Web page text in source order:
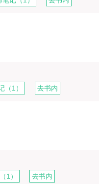
（1） 去书内
1） 去书内